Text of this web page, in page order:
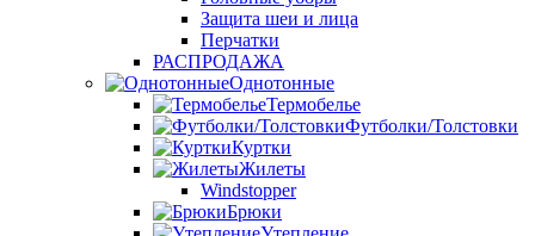
Защита шеи и лица
Перчатки
РАСПРОДАЖА
Однотонные
Термобелье
Футболки/Толстовки
Куртки
Жилеты
Windstopper
Брюки